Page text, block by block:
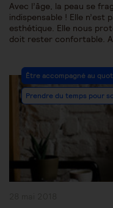
Avec l’âge, la peau se
indispensable ! Elle n’est
esthétique. Elle nous
doit rester confortable.
Post
Category:
Être accompagné au
Prendre du temps pour